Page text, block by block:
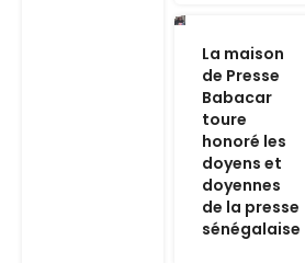
La maison
de Presse
Babacar
toure
honoré les
doyens et
doyennes
de la presse
sénégalaise